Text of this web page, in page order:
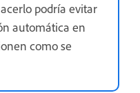
podría evitar
automática en
como se